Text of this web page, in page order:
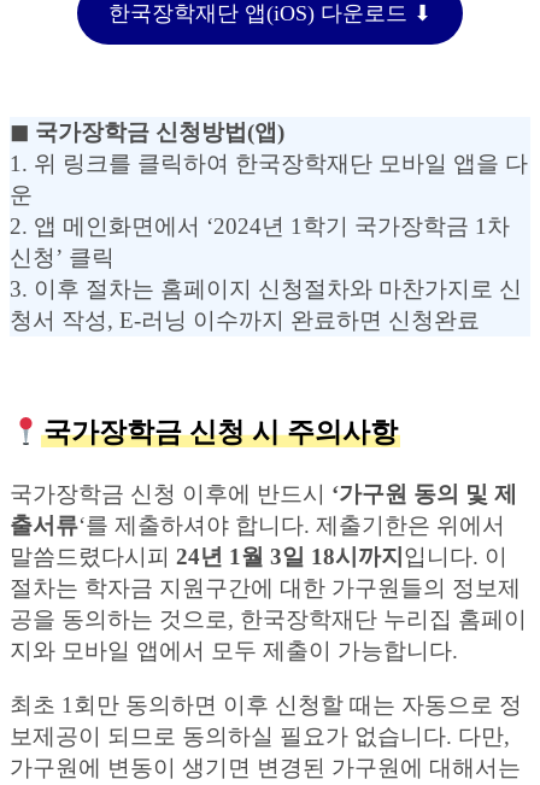
한국장학재단 앱(iOS) 다운로드 ⬇︎
◼︎ 국가장학금 신청방법(앱)
1. 위 링크를 클릭하여 한국장학재단 모바일 앱을 다
운
2. 앱 메인화면에서 ‘2024년 1학기 국가장학금 1차
신청’ 클릭
3. 이후 절차는 홈페이지 신청절차와 마찬가지로 신
청서 작성, E-러닝 이수까지 완료하면 신청완료
국가장학금 신청 시 주의사항
국가장학금 신청 이후에 반드시 ‘가구원 동의 및 제
출서류‘를 제출하셔야 합니다. 제출기한은 위에서
말씀드렸다시피 24년 1월 3일 18시까지 입니다. 이
절차는 학자금 지원구간에 대한 가구원들의 정보제
공을 동의하는 것으로, 한국장학재단 누리집 홈페이
지와 모바일 앱에서 모두 제출이 가능합니다.
최초 1회만 동의하면 이후 신청할 때는 자동으로 정
보제공이 되므로 동의하실 필요가 없습니다. 다만,
가구원에 변동이 생기면 변경된 가구원에 대해서는